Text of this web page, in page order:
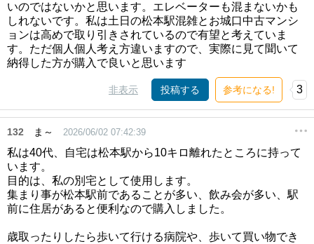
いのではないかと思います。エレベーターも混まないかも
しれないです。私は土日の松本駅混雑とお城口中古マンシ
ョンは高めで取り引きされているので有望と考えていま
す。ただ個人個人考え方違いますので、実際に見て聞いて
納得した方が購入で良いと思います
非表示 投稿する 参考になる! 3
132 ま～ 2026/06/02 07:42:39
私は40代、自宅は松本駅から10キロ離れたところに持って
います。
目的は、私の別宅として使用します。
集まり事が松本駅前であることが多い、飲み会が多い、駅
前に住居があると便利なので購入しました。
歳取ったりしたら歩いて行ける病院や、歩いて買い物でき